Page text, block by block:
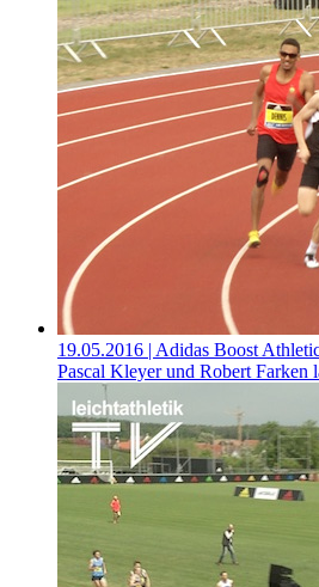
19.05.2016 | Adidas Boost
Pascal Kleyer und Robert Farken